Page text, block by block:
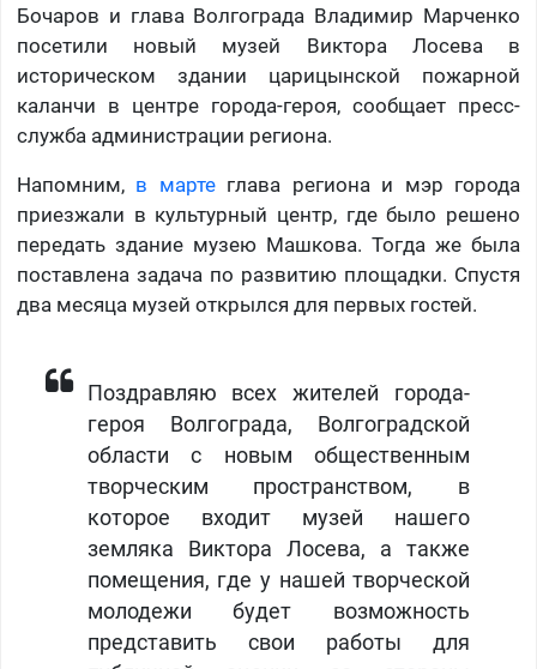
Бочаров и глава Волгограда Владимир Марченко
посетили новый музей Виктора Лосева в
историческом здании царицынской пожарной
каланчи в центре города-героя, сообщает пресс-
служба администрации региона.
Напомним, в мартеглава региона и мэр города
приезжали в культурный центр, где было решено
передать здание музею Машкова. Тогда же была
поставлена задача по развитию площадки. Спустя
два месяца музей открылся для первых гостей.
Поздравляю всех жителей города-
героя Волгограда, Волгоградской
области с новым общественным
творческим пространством, в
которое входит музей нашего
земляка Виктора Лосева, а также
помещения, где у нашей творческой
молодежи будет возможность
представить свои работы для